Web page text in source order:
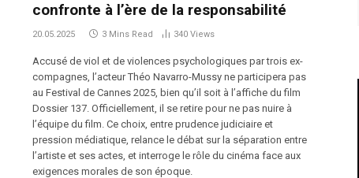
confronte à l’ère de la responsabilité
20.05.2025 3 Mins Read 340 Views
Accusé de viol et de violences psychologiques par trois ex-
compagnes, l’acteur Théo Navarro-Mussy ne participera pas
au Festival de Cannes 2025, bien qu’il soit à l’affiche du film
Dossier 137. Officiellement, il se retire pour ne pas nuire à
l’équipe du film. Ce choix, entre prudence judiciaire et
pression médiatique, relance le débat sur la séparation entre
l’artiste et ses actes, et interroge le rôle du cinéma face aux
exigences morales de son époque.